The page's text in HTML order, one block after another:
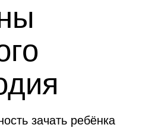
зачать ребёнка